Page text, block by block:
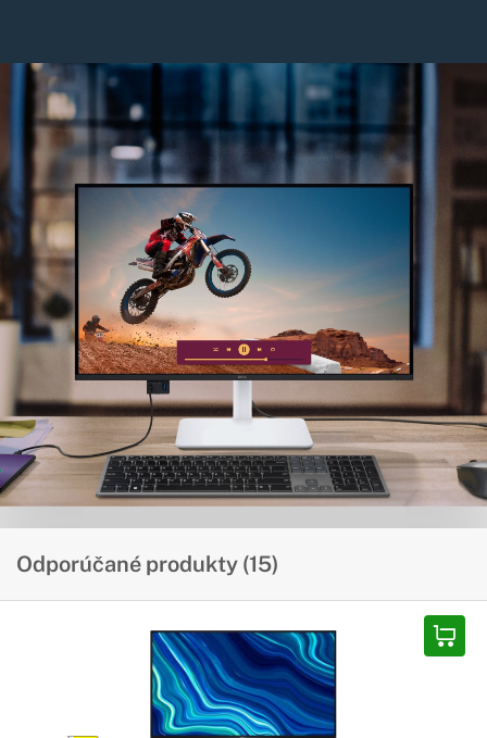
Odporúčané produkty (15)